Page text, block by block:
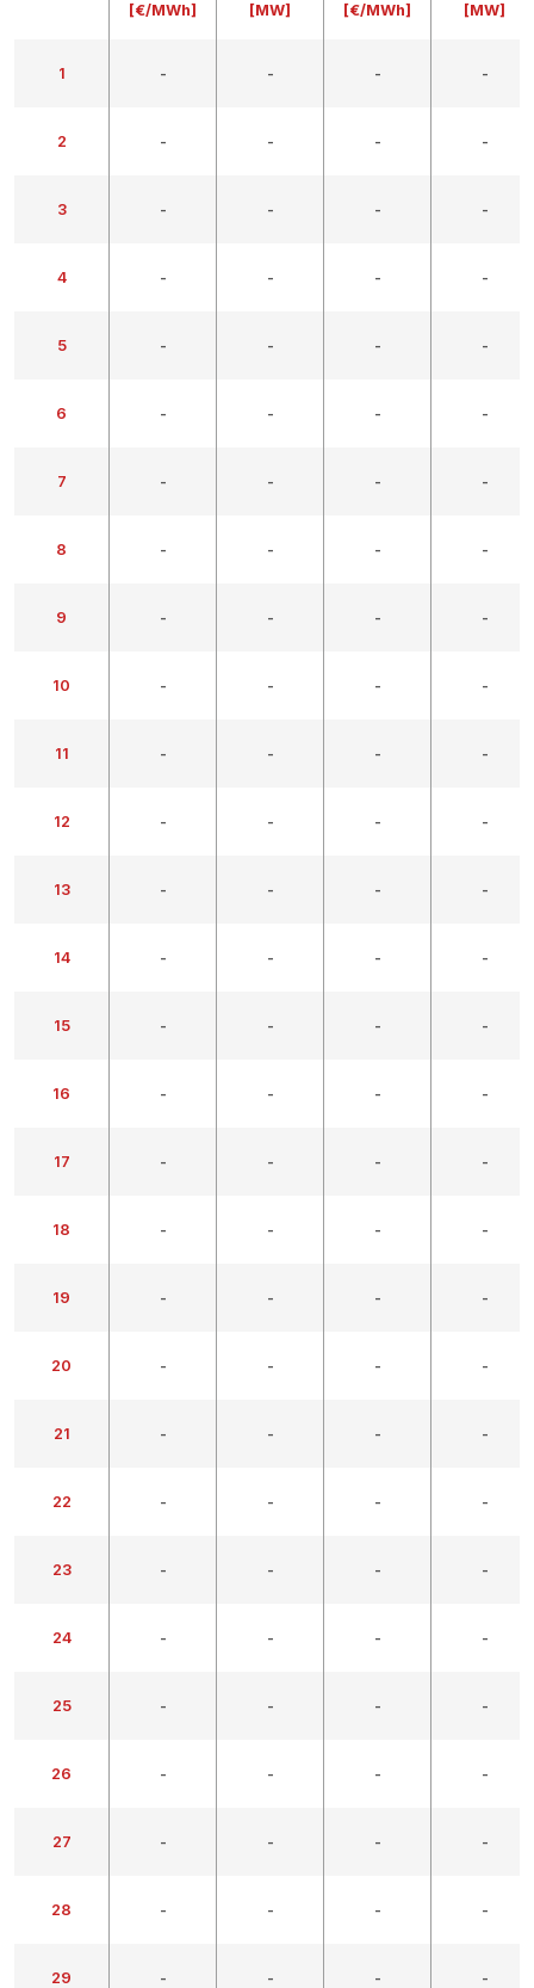
[€/MWh]
[MW]
[€/MWh]
[MW]
1 - - - -
2 - - - -
3 - - - -
4 - - - -
5 - - - -
6 - - - -
7 - - - -
8 - - - -
9 - - - -
10 - - - -
11 - - - -
12 - - - -
13 - - - -
14 - - - -
15 - - - -
16 - - - -
17 - - - -
18 - - - -
19 - - - -
20 - - - -
21 - - - -
22 - - - -
23 - - - -
24 - - - -
25 - - - -
26 - - - -
27 - - - -
28 - - - -
29 - - - -